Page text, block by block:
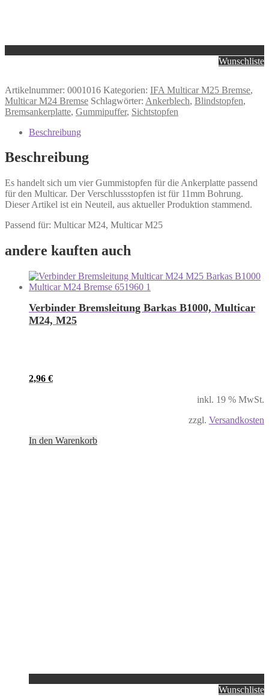
Wunschliste
Artikelnummer: 0001016 Kategorien: IFA Multicar M25 Bremse,
Multicar M24 Bremse Schlagwörter: Ankerblech, Blindstopfen,
Bremsankerplatte, Gummipuffer, Sichtstopfen
Beschreibung
Beschreibung
Es handelt sich um vier Gummistopfen für die Ankerplatte passend
für den Multicar. Der Verschlussstopfen ist für 11mm Bohrung.
Dieser Artikel ist ein Neuteil, aus aktueller Produktion stammend.
Passend für: Multicar M24, Multicar M25
andere kauften auch
Verbinder Bremsleitung Barkas B1000, Multicar
M24, M25
2,96 €
inkl. 19 % MwSt.
zzgl. Versandkosten
In den Warenkorb
Wunschliste